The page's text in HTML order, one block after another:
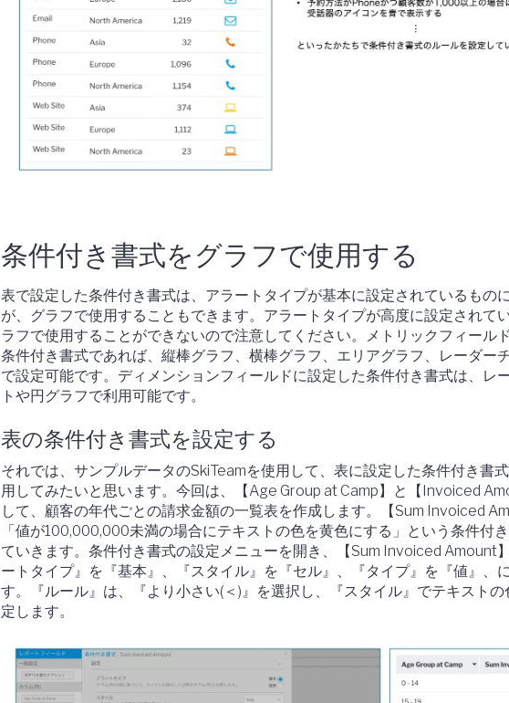
条件付き書式をグラフで使用する
表で設定した条件付き書式は、アラートタイプが基本に設定されているもの
が、グラフで使用することもできます。アラートタイプが高度に設定されて
ラフで使用することができないので注意してください。メトリックフィール
条件付き書式であれば、縦棒グラフ、横棒グラフ、エリアグラフ、レーダー
で設定可能です。ディメンションフィールドに設定した条件付き書式は、レ
トや円グラフで利用可能です。
表の条件付き書式を設定する
それでは、サンプルデータのSkiTeamを使用して、表に設定した条件付き書
用してみたいと思います。今回は、【Age Group at Camp】と【Invoiced
して、顧客の年代ごとの請求金額の一覧表を作成します。【Sum Invoiced
「値が100,000,000未満の場合にテキストの色を黄色にする」という条件付
ていきます。条件付き書式の設定メニューを開き、【Sum Invoiced Amount
ートタイプ』を『基本』、『スタイル』を『セル』、『タイプ』を『値』、
す。『ルール』は、『より小さい(＜)』を選択し、『スタイル』でテキストの
定します。